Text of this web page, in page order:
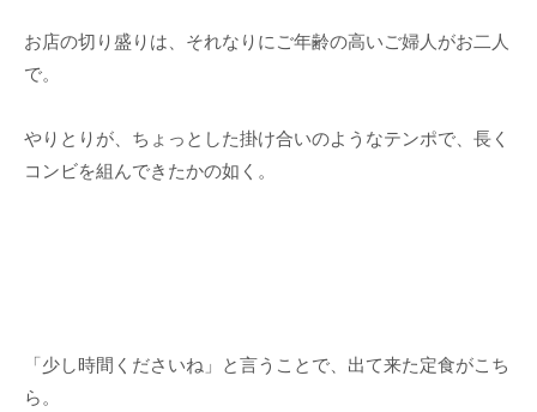
お店の切り盛りは、それなりにご年齢の高いご婦人がお二人
で。
やりとりが、ちょっとした掛け合いのようなテンポで、長く
コンビを組んできたかの如く。
「少し時間くださいね」と言うことで、出て来た定食がこち
ら。